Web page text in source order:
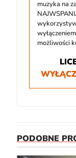
muzyka na
możliwości
PODOBNE